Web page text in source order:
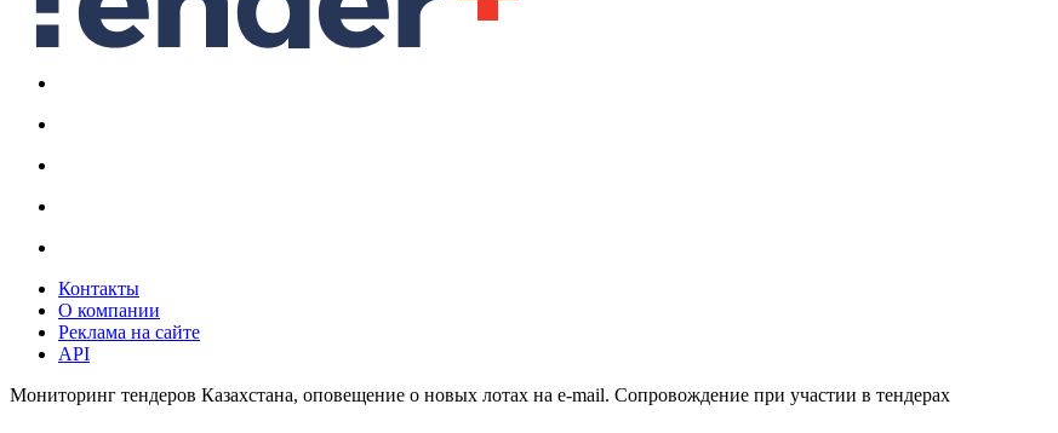
Контакты
О компании
Реклама на сайте
API
Мониторинг тендеров Казахстана, оповещение о новых лотах на e-mail. Сопровождение при участии в тендерах